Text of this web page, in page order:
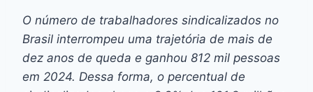
e
b
o
o
s
e
n
g
s
A
p
p
a
d
s
er
e
st
e
dI
n
l
p
y
Li
n
O número de trabalhadores sindicalizados no
Brasil interrompeu uma trajetória de mais de
dez anos de queda e ganhou 812 mil pessoas
em 2024. Dessa forma, o percentual de